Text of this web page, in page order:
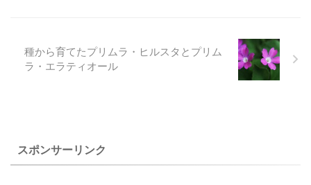
種から育てたプリムラ・ヒルスタとプリム
ラ・エラティオール
スポンサーリンク